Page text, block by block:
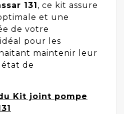
131 , ce kit assure
et une
de votre
pour les
maintenir leur
de
Kit joint pompe